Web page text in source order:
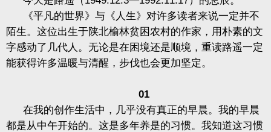
《平凡的世界》与《人生》对许多读者来说一定并不
陌生。这位出生于陕北榆林贫困农村的作家，用朴素的文
字感动了几代人。无论是在困境还是顺境，重读路遥一定
能获得许多温暖与清醒，步伐也会更加坚定。
01
在我的创作生活中，几乎没有真正的早晨。我的早晨
都是从中午开始的。这是多年养是的习惯。我知道这习惯